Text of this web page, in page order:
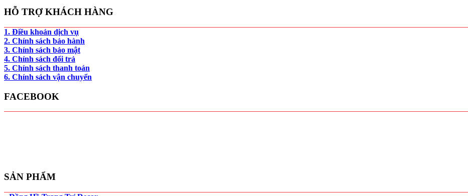
HỖ TRỢ KHÁCH HÀNG
1. Điều khoản dịch vụ
2. Chính sách bảo hành
3. Chính sách bảo mật
4. Chính sách đổi trả
5. Chính sách thanh toán
6. Chính sách vận chuyển
FACEBOOK
SẢN PHẨM